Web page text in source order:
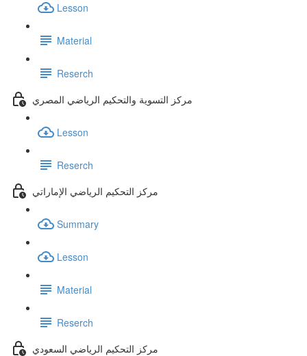
Lesson
Material
Reserch
مركز التسوية والتحكيم الرياضي المصري
Lesson
Reserch
مركز التحكيم الرياضي الإماراتي
Summary
Lesson
Material
Reserch
مركز التحكيم الرياضي السعودي